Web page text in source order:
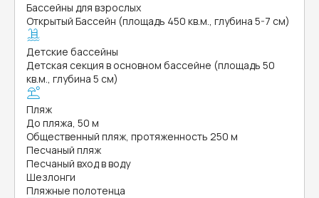
Бассейны для взрослых
Открытый Бассейн (площадь 450 кв.м., глубина 5-7 см)
Детские бассейны
Детская секция в основном бассейне (площадь 50
кв.м., глубина 5 см)
Пляж
До пляжа, 50 м
Общественный пляж, протяженность 250 м
Песчаный пляж
Песчаный вход в воду
Шезлонги
Пляжные полотенца